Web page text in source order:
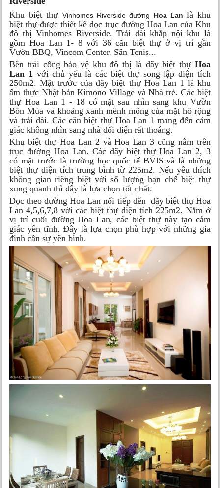
Khu biệt thự Vinhomes Riversideđường Hoa Lanlà khu
biệt thự được thiết kế dọc trục đường Hoa Lan của Khu
đô thị Vinhomes Riverside. Trải dài khắp nội khu là
gồm Hoa Lan 1- 8 với 36 căn biệt thự ở vị trí gần
Vườn BBQ, Vincom Center, Sân Tenis...
Bên trái cổng bảo vệ khu đô thị là dãy biệt thự Hoa
Lan 1 với chủ yếu là các biệt thự song lập diện tích
250m2. Mặt trước của dãy biệt thự Hoa Lan 1 là khu
ẩm thực Nhật bản Kimono Village và Nhà trẻ. Các biệt
thự Hoa Lan 1 - 18 có mặt sau nhìn sang khu Vườn
Bốn Mùa và khoảng xanh mênh mông của mặt hồ rộng
và trải dài. Các căn biệt thự Hoa Lan 1 mang đến cảm
giác không nhìn sang nhà đối diện rất thoáng.
Khu biệt thự Hoa Lan 2 và Hoa Lan 3 cũng nằm trên
trục đường Hoa Lan. Các dãy biệt thự Hoa Lan 2, 3
có mặt trước là trường học quốc tế BVIS và là những
biệt thự diện tích trung bình từ 225m2. Nếu yêu thích
không gian riêng biệt với số lượng hạn chế biệt thự
xung quanh thì đây là lựa chọn tốt nhất.
Dọc theo đường Hoa Lan nối tiếp đến dãy biệt thự Hoa
Lan 4,5,6,7,8 với các biệt thự diện tích 225m2. Nằm ở
vị trí cuối đường Hoa Lan, các biệt thự này tạo cảm
giác yên tĩnh. Đây là lựa chọn phù hợp với những gia
đình cần sự yên bình.